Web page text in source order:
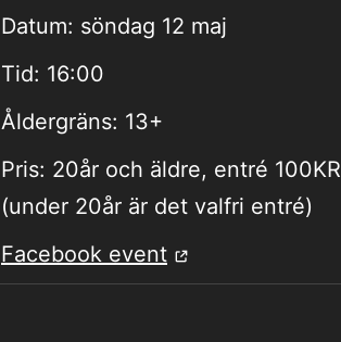
Datum: söndag 12 maj
Tid: 16:00
Åldergräns: 13+
Pris: 20år och äldre, entré 100KR
(under 20år är det valfri entré)
Facebook event